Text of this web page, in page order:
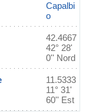
Capalbi
o
42.4667
42° 28'
0'' Nord
11.5333
11° 31'
60'' Est